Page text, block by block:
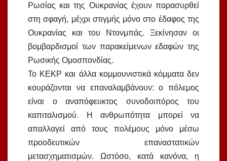
Ρωσίας και της Ουκρανίας έχουν παρασυρθεί
στη σφαγή, μέχρι στιγμής μόνο στο έδαφος της
Ουκρανίας και του Ντονμπάς. Ξεκίνησαν οι
βομβαρδισμοί των παρακείμενων εδαφών της
Ρωσικής Ομοσπονδίας.
Το ΚΕΚΡ και άλλα κομμουνιστικά κόμματα δεν
κουράζονται να επαναλαμβάνουν: ο πόλεμος
είναι ο αναπόφευκτος συνοδοιπόρος του
καπιταλισμού. Η ανθρωπότητα μπορεί να
απαλλαγεί από τους πολέμους μόνο μέσω
προοδευτικών επαναστατικών
μετασχηματισμών. Ωστόσο, κατά κανόνα, η